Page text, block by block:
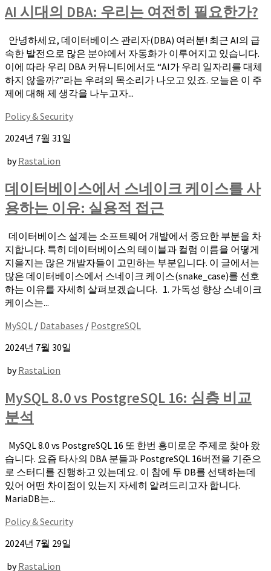
AI 시대의 DBA: 우리는 여전히 필요한가?
안녕하세요, 데이터베이스 관리자(DBA) 여러분! 최근 AI의 급
속한 발전으로 많은 분야에서 자동화가 이루어지고 있습니다.
이에 따라 우리 DBA 커뮤니티에서도 “AI가 우리 일자리를 대체
하지 않을까?”라는 우려의 목소리가 나오고 있죠. 오늘은 이 주
제에 대해 제 생각을 나누고자...
Policy & Security
2024년 7월 31일
byRastaLion
데이터베이스에서 스네이크 케이스를 사
용하는 이유: 실용적 접근
데이터베이스 설계는 소프트웨어 개발에서 중요한 부분을 차
지합니다. 특히 데이터베이스의 테이블과 컬럼 이름을 어떻게
지을지는 많은 개발자들이 고민하는 부분입니다. 이 글에서는
많은 데이터베이스에서 스네이크 케이스(snake_case)를 선호
하는 이유를 자세히 살펴보겠습니다. 1. 가독성 향상 스네이크
케이스는...
MySQL / Databases / PostgreSQL
2024년 7월 30일
byRastaLion
MySQL 8.0 vs PostgreSQL 16: 심층 비교
분석
MySQL 8.0 vs PostgreSQL 16 또 한번 흥미로운 주제로 찾아 왔
습니다. 요즘 타사의 DBA 분들과 PostgreSQL 16버전을 기준으
로 스터디를 진행하고 있는데요. 이 참에 두 DB를 선택하는데
있어 어떤 차이점이 있는지 자세히 알려드리고자 합니다.
MariaDB는...
Policy & Security
2024년 7월 29일
byRastaLion